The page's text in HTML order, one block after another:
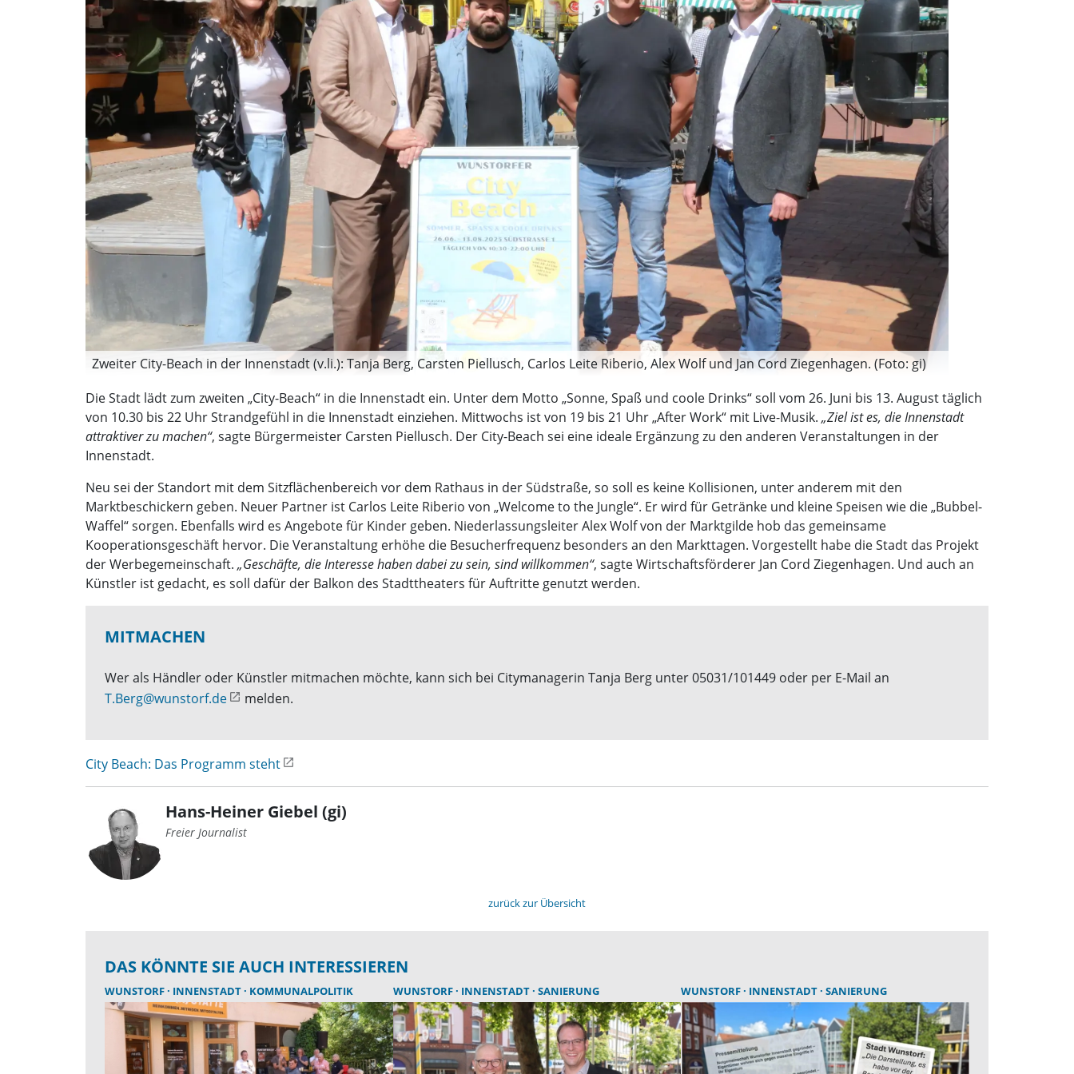
Zweiter City-Beach in der Innenstadt (v.li.): Tanja Berg, Carsten Piellusch, Carlos Leite Riberio, Alex Wolf und Jan Cord Ziegenhagen. (Foto: gi)
Die Stadt lädt zum zweiten „City-Beach“ in die Innenstadt ein. Unter dem Motto „Sonne, Spaß und coole Drinks“ soll vom 26. Juni bis 13. August täglich
von 10.30 bis 22 Uhr Strandgefühl in die Innenstadt einziehen. Mittwochs ist von 19 bis 21 Uhr „After Work“ mit Live-Musik. „Ziel ist es, die Innenstadt
attraktiver zu machen“, sagte Bürgermeister Carsten Piellusch. Der City-Beach sei eine ideale Ergänzung zu den anderen Veranstaltungen in der
Innenstadt.
Neu sei der Standort mit dem Sitzflächenbereich vor dem Rathaus in der Südstraße, so soll es keine Kollisionen, unter anderem mit den
Marktbeschickern geben. Neuer Partner ist Carlos Leite Riberio von „Welcome to the Jungle“. Er wird für Getränke und kleine Speisen wie die „Bubbel-
Waffel“ sorgen. Ebenfalls wird es Angebote für Kinder geben. Niederlassungsleiter Alex Wolf von der Marktgilde hob das gemeinsame
Kooperationsgeschäft hervor. Die Veranstaltung erhöhe die Besucherfrequenz besonders an den Markttagen. Vorgestellt habe die Stadt das Projekt
der Werbegemeinschaft. „Geschäfte, die Interesse haben dabei zu sein, sind willkommen“, sagte Wirtschaftsförderer Jan Cord Ziegenhagen. Und auch an
Künstler ist gedacht, es soll dafür der Balkon des Stadttheaters für Auftritte genutzt werden.
MITMACHEN
Wer als Händler oder Künstler mitmachen möchte, kann sich bei Citymanagerin Tanja Berg unter 05031/101449 oder per E-Mail an
T.Berg@wunstorf.de
melden.
City Beach: Das Programm steht
Hans-Heiner Giebel (gi)
Freier Journalist
zurück zur Übersicht
DAS KÖNNTE SIE AUCH INTERESSIEREN
WUNSTORF INNENSTADT KOMMUNALPOLITIK WUNSTORF INNENSTADT SANIERUNG WUNSTORF INNENSTADT SANIERUNG